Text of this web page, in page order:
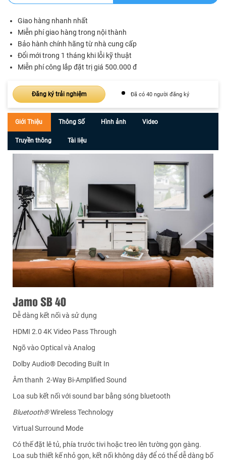
Giao hàng nhanh nhất
Miễn phí giao hàng trong nội thành
Bảo hành chính hãng từ nhà cung cấp
Đổi mới trong 1 tháng khi lỗi kỹ thuật
Miễn phí công lắp đặt trị giá 500.000 đ
Đăng ký trải nghiệm Đã có 40 người đăng ký
Giới Thiệu Thông Số Hình ảnh Video
Truyền thông Tài liệu
Jamo SB 40
Dễ dàng kết nối và sử dụng
HDMI 2.0 4K Video Pass Through
Ngõ vào Optical và Analog
Dolby Audio® Decoding Built In
Âm thanh 2-Way Bi-Amplified Sound
Loa sub kết nối với sound bar bằng sóng bluetooth
Bluetooth®Wireless Technology
Virtual Surround Mode
Có thế đặt lê tủ, phía trước tivi hoặc treo lên tường gọn gàng.
Loa sub thiết kế nhỏ gọn, kết nối không dây để có thể dễ dàng bố